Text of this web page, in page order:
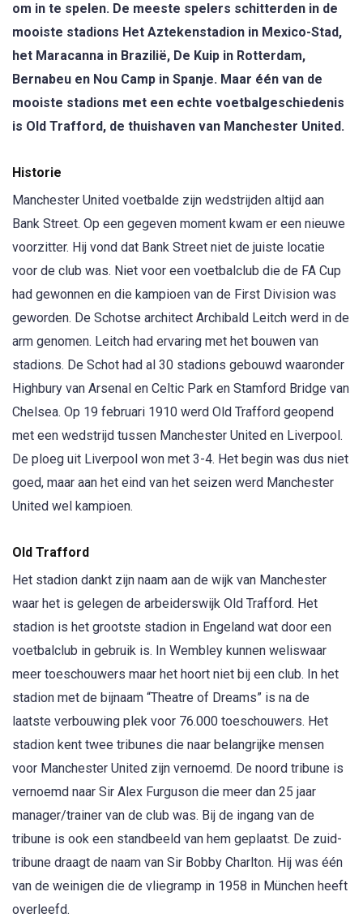
om in te spelen. De meeste spelers schitterden in de
mooiste stadions Het Aztekenstadion in Mexico-Stad,
het Maracanna in Brazilië, De Kuip in Rotterdam,
Bernabeu en Nou Camp in Spanje. Maar één van de
mooiste stadions met een echte voetbalgeschiedenis
is Old Trafford, de thuishaven van Manchester United.
Historie
Manchester United voetbalde zijn wedstrijden altijd aan
Bank Street. Op een gegeven moment kwam er een nieuwe
voorzitter. Hij vond dat Bank Street niet de juiste locatie
voor de club was. Niet voor een voetbalclub die de FA Cup
had gewonnen en die kampioen van de First Division was
geworden. De Schotse architect Archibald Leitch werd in de
arm genomen. Leitch had ervaring met het bouwen van
stadions. De Schot had al 30 stadions gebouwd waaronder
Highbury van Arsenal en Celtic Park en Stamford Bridge van
Chelsea. Op 19 februari 1910 werd Old Trafford geopend
met een wedstrijd tussen Manchester United en Liverpool.
De ploeg uit Liverpool won met 3-4. Het begin was dus niet
goed, maar aan het eind van het seizen werd Manchester
United wel kampioen.
Old Trafford
Het stadion dankt zijn naam aan de wijk van Manchester
waar het is gelegen de arbeiderswijk Old Trafford. Het
stadion is het grootste stadion in Engeland wat door een
voetbalclub in gebruik is. In Wembley kunnen weliswaar
meer toeschouwers maar het hoort niet bij een club. In het
stadion met de bijnaam “Theatre of Dreams” is na de
laatste verbouwing plek voor 76.000 toeschouwers. Het
stadion kent twee tribunes die naar belangrijke mensen
voor Manchester United zijn vernoemd. De noord tribune is
vernoemd naar Sir Alex Furguson die meer dan 25 jaar
manager/trainer van de club was. Bij de ingang van de
tribune is ook een standbeeld van hem geplaatst. De zuid-
tribune draagt de naam van Sir Bobby Charlton. Hij was één
van de weinigen die de vliegramp in 1958 in München heeft
overleefd.